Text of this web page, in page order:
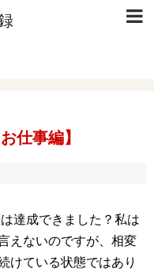
仕事編】
達成できました？私は
えないのですが、相変
けている状態ではあり